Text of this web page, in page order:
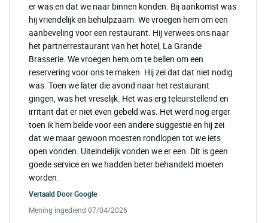
er was en dat we naar binnen konden. Bij aankomst was
hij vriendelijk en behulpzaam. We vroegen hem om een
aanbeveling voor een restaurant. Hij verwees ons naar
het partnerrestaurant van het hotel, La Grande
Brasserie. We vroegen hem om te bellen om een
reservering voor ons te maken. Hij zei dat dat niet nodig
was. Toen we later die avond naar het restaurant
gingen, was het vreselijk. Het was erg teleurstellend en
irritant dat er niet even gebeld was. Het werd nog erger
toen ik hem belde voor een andere suggestie en hij zei
dat we maar gewoon moesten rondlopen tot we iets
open vonden. Uiteindelijk vonden we er een. Dit is geen
goede service en we hadden beter behandeld moeten
worden.
Vertaald DoorGoogle
Mening ingediend 07/04/2026